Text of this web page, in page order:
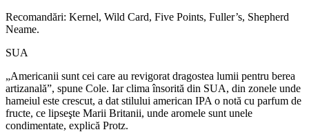
Recomandări: Kernel, Wild Card, Five Points, Fuller’s, Shepherd
Neame.
SUA
„Americanii sunt cei care au revigorat dragostea lumii pentru berea
artizanală”, spune Cole. Iar clima însorită din SUA, din zonele unde
hameiul este crescut, a dat stilului american IPA o notă cu parfum de
fructe, ce lipseşte Marii Britanii, unde aromele sunt unele
condimentate, explică Protz.